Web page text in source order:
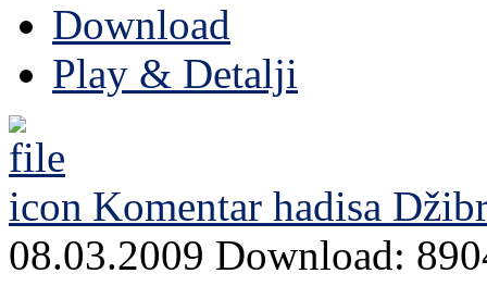
Download
Play & Detalji
Komentar hadisa
08.03.2009 Download: